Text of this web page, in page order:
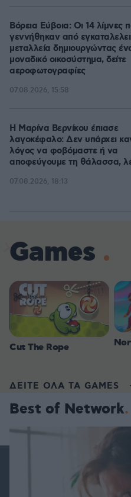
Βόρεια Εύβοια: Οι 14 λίμνες
γεννήθηκαν από
μεταλλεία δημιουργώντας
μοναδικό οικοσύστημα, δείτε
αεροφωτογραφίες
07.08.2026, 15:58
Η Μαρίνα Βερνίκου έπιασε
λαγοκέφαλο: Δεν υπάρχει
λόγος να φοβόμαστε ή να
αποφεύγουμε τη θάλασσα,
07.08.2026, 18:13
Games
Cut The Rope
ΔΕΙΤΕ ΟΛΑ ΤΑ GAMES
Best of Network